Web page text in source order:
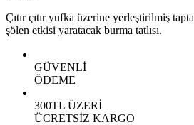
Çıtır çıtır yufka üzerine yerleştirilmiş
şölen etkisi yaratacak burma tatlısı.
GÜVENLİ
ÖDEME
300TL ÜZERİ
ÜCRETSİZ KARGO